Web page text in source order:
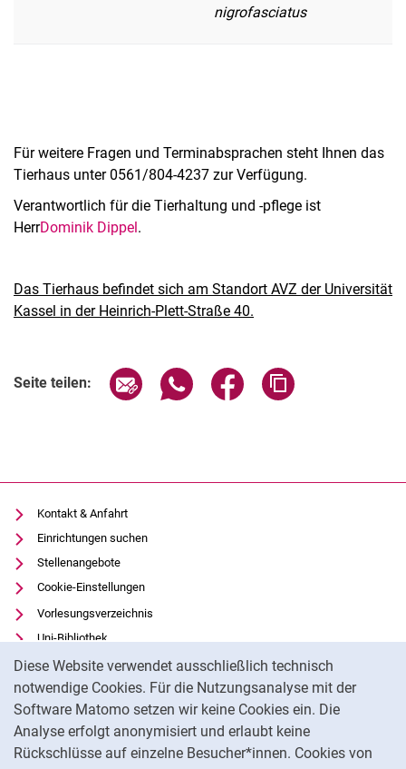
Diese Website verwendet ausschließlich technisch
notwendige Cookies. Für die Nutzungsanalyse mit der
Software Matomo setzen wir keine Cookies ein. Die
Analyse erfolgt anonymisiert und erlaubt keine
Rückschlüsse auf einzelne Besucher*innen. Cookies von
nigrofasciatus
Für weitere Fragen und Terminabsprachen steht Ihnen das
Tierhaus unter 0561/804-4237 zur Verfügung.
Verantwortlich für die Tierhaltung und -pflege ist
HerrDominik Dippel.
Das Tierhaus befindet sich am Standort AVZ der Universität
Kassel in der Heinrich-Plett-Straße 40.
Seite teilen: Seite über E-Mail teilen
Seite über WhatsApp teilen
Seite über Facebook
Kontakt & Anfahrt
Einrichtungen suchen
Stellenangebote
Cookie-Einstellungen
Vorlesungsverzeichnis
Uni-Bibliothek
Moodle
Panopto
Datenschutz
Barrierefreiheit
Transparenter KI-Einsatz